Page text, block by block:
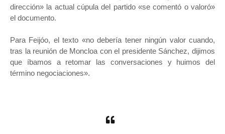
dirección» la actual cúpula del partido «se comentó o valoró»
el documento.
Para Feijóo, el texto «no debería tener ningún valor cuando,
tras la reunión de Moncloa con el presidente Sánchez, dijimos
que íbamos a retomar las conversaciones y huimos del
término negociaciones».